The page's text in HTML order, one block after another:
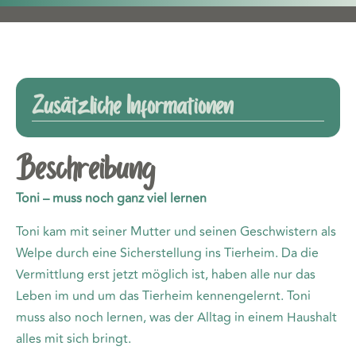
Zusätzliche Informationen
Beschreibung
Toni – muss noch ganz viel lernen
Toni kam mit seiner Mutter und seinen Geschwistern als
Welpe durch eine Sicherstellung ins Tierheim. Da die
Vermittlung erst jetzt möglich ist, haben alle nur das
Leben im und um das Tierheim kennengelernt. Toni
muss also noch lernen, was der Alltag in einem Haushalt
alles mit sich bringt.